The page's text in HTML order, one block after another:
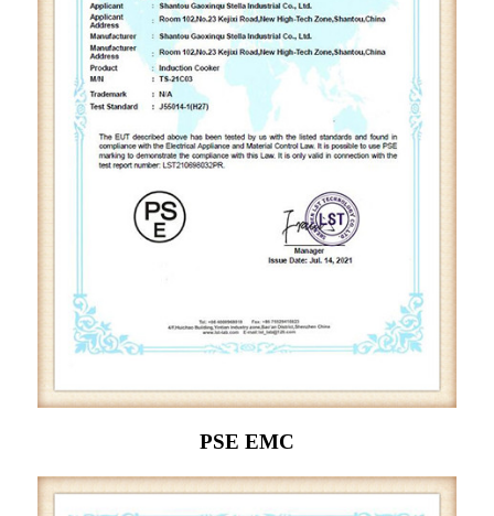
PSE EMC